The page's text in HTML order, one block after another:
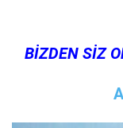
BİZDEN SİZ